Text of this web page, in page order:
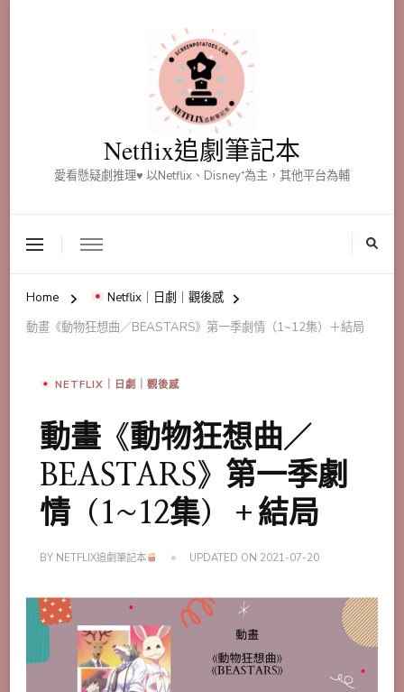
Netflix追劇筆記本
愛看懸疑劇推理♥ 以Netflix、Disney⁺為主，其他平台為輔
Home
Netflix｜日劇｜觀後感
動畫《動物狂想曲／BEASTARS》第一季劇情（1~12集）＋結局
NETFLIX｜日劇｜觀後感
動畫《動物狂想曲／
BEASTARS》第一季劇
情（1~12集）＋結局
BY NETFLIX追劇筆記本 UPDATED ON 2021-07-20